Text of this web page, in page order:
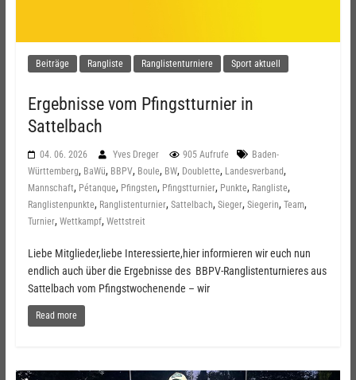
Beiträge Rangliste Ranglistenturniere Sport aktuell
Ergebnisse vom Pfingstturnier in
Sattelbach
04. 06. 2026 Yves Dreger 905 Aufrufe
Baden-
Württemberg, BaWü, BBPV, Boule, BW, Doublette, Landesverband,
Mannschaft, Pétanque, Pfingsten, Pfingstturnier, Punkte, Rangliste,
Ranglistenpunkte, Ranglistenturnier, Sattelbach, Sieger, Siegerin, Team,
Turnier, Wettkampf, Wettstreit
Liebe Mitglieder,liebe Interessierte,hier informieren wir euch nun
endlich auch über die Ergebnisse des BBPV-Ranglistenturnieres aus
Sattelbach vom Pfingstwochenende – wir
Read more